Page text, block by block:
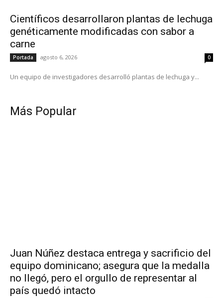
Científicos desarrollaron plantas de lechuga
genéticamente modificadas con sabor a
carne
Portada agosto 6, 2026 0
Un equipo de investigadores desarrolló plantas de lechuga y...
Más Popular
Juan Núñez destaca entrega y sacrificio del
equipo dominicano; asegura que la medalla
no llegó, pero el orgullo de representar al
país quedó intacto